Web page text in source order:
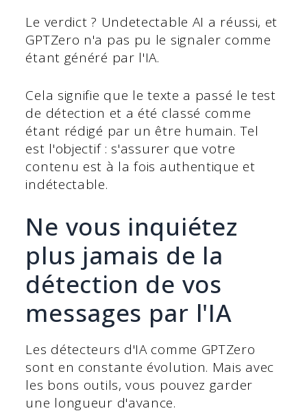
Le verdict ? Undetectable AI a réussi, et
GPTZero n'a pas pu le signaler comme
étant généré par l'IA.
Cela signifie que le texte a passé le test
de détection et a été classé comme
étant rédigé par un être humain. Tel
est l'objectif : s'assurer que votre
contenu est à la fois authentique et
indétectable.
Ne vous inquiétez
plus jamais de la
détection de vos
messages par l'IA
Les détecteurs d'IA comme GPTZero
sont en constante évolution. Mais avec
les bons outils, vous pouvez garder
une longueur d'avance.